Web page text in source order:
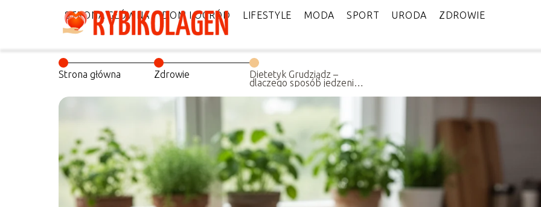
STRONA GŁÓWNA DOM I OGRÓD LIFESTYLE MODA SPORT URODA ZDROWIE
Strona główna Zdrowie Dietetyk Grudziądz –
dlaczego sposób jedzenia
jak to, co znajduje się na